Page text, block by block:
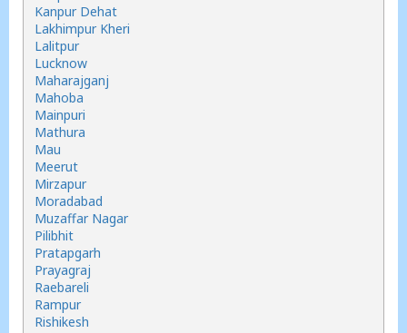
Kanpur Dehat
Lakhimpur Kheri
Lalitpur
Lucknow
Maharajganj
Mahoba
Mainpuri
Mathura
Mau
Meerut
Mirzapur
Moradabad
Muzaffar Nagar
Pilibhit
Pratapgarh
Prayagraj
Raebareli
Rampur
Rishikesh